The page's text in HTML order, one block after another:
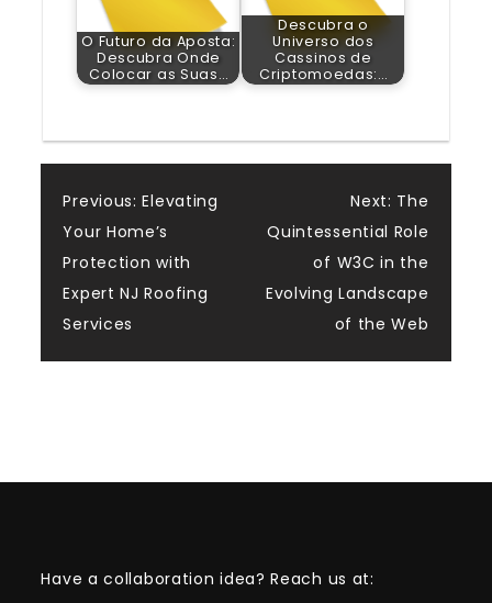
O Futuro da Aposta:
Descubra Onde
Colocar as Suas…
Descubra o
Universo dos
Cassinos de
Criptomoedas:…
Post
navigation
Previous: Elevating
Your Home’s
Protection with
Expert NJ Roofing
Services
Next: The
Quintessential Role
of W3C in the
Evolving Landscape
of the Web
Have a collaboration idea? Reach us at: